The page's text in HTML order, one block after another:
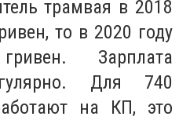
трамвая в 2018
то в 2020 году
Зарплата
Для 740
на КП, это